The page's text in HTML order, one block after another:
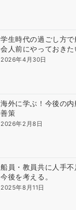
学生時代の過ごし方
会人前にやっておき
2026年4月30日
海外に学ぶ！今後の
善策
2026年2月8日
船員・教員共に人手
今後を考える。
2025年8月11日